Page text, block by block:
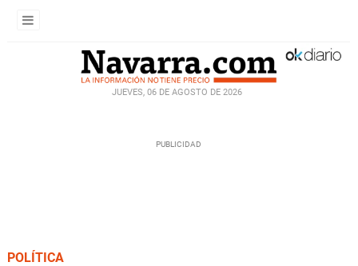
JUEVES, 06 DE AGOSTO DE 2026
POLÍTICA